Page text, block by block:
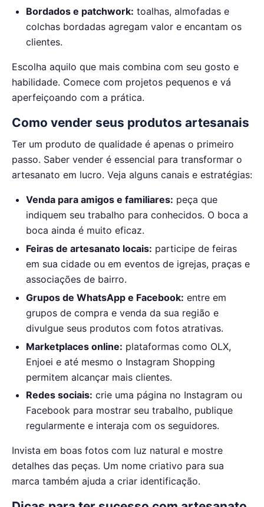
Bordados e patchwork: toalhas, almofadas e
colchas bordadas agregam valor e encantam os
clientes.
Escolha aquilo que mais combina com seu gosto e
habilidade. Comece com projetos pequenos e vá
aperfeiçoando com a prática.
Como vender seus produtos artesanais
Ter um produto de qualidade é apenas o primeiro
passo. Saber vender é essencial para transformar o
artesanato em lucro. Veja alguns canais e estratégias:
Venda para amigos e familiares: peça que
indiquem seu trabalho para conhecidos. O boca a
boca ainda é muito eficaz.
Feiras de artesanato locais: participe de feiras
em sua cidade ou em eventos de igrejas, praças e
associações de bairro.
Grupos de WhatsApp e Facebook: entre em
grupos de compra e venda da sua região e
divulgue seus produtos com fotos atrativas.
Marketplaces online: plataformas como OLX,
Enjoei e até mesmo o Instagram Shopping
permitem alcançar mais clientes.
Redes sociais: crie uma página no Instagram ou
Facebook para mostrar seu trabalho, publique
regularmente e interaja com os seguidores.
Invista em boas fotos com luz natural e mostre
detalhes das peças. Um nome criativo para sua
marca também ajuda a criar identificação.